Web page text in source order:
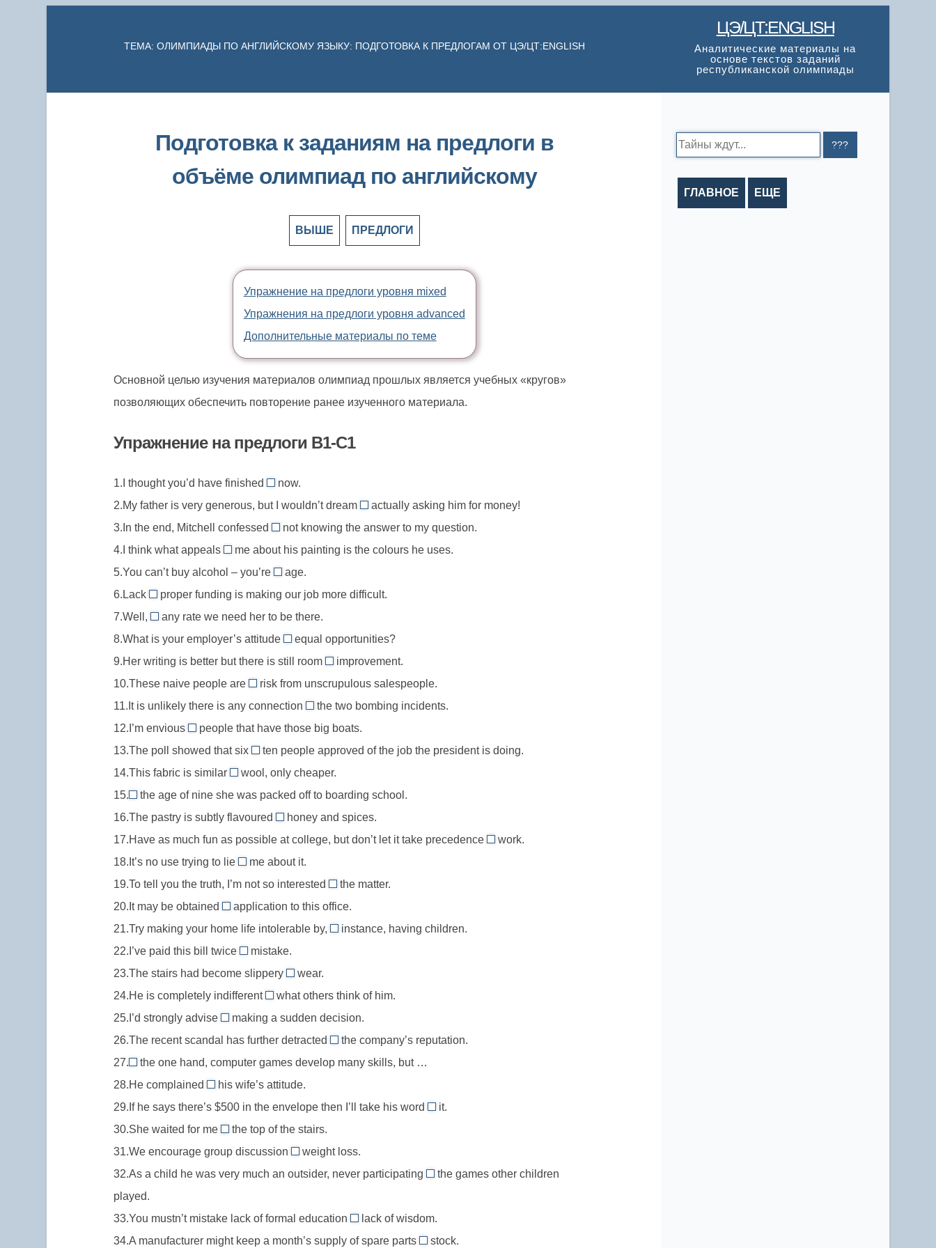
ЦЭ/ЦТ:ENGLISH
Аналитические материалы на
основе текстов заданий
республиканской олимпиады
ТЕМА: ОЛИМПИАДЫ ПО АНГЛИЙСКОМУ ЯЗЫКУ: ПОДГОТОВКА К ПРЕДЛОГАМ ОТ ЦЭ/ЦТ:ENGLISH
Подготовка к заданиям на предлоги в
объёме олимпиад по английскому
ВЫШЕ ПРЕДЛОГИ
Упражнение на предлоги уровня mixed
Упражнения на предлоги уровня advanced
Дополнительные материалы по теме
Основной целью изучения материалов олимпиад прошлых является учебных «кругов»
позволяющих обеспечить повторение ранее изученного материала.
Упражнение на предлоги B1-C1
1.I thought you’d have finished
by
//
by
now,
к
(предполагаемому)
now.
2.My father is very generous, but I wouldn’t dream
of
//
dream
помыслить
actually asking him for money!
3.In the end, Mitchell confessed
to
//
confess
to,
признаться
часто
с
герундием
not knowing the answer to my question.
4.I think what appeals
to
//
appeal
to,
нравиться,
привлекать
me about his painting is the colours he uses.
5.You can’t buy alcohol – you’re
under
//
be
under,
не
достигший
age.
6.Lack
of
//
lack
of,
отсутствие,
нехватка
proper funding is making our job more difficult.
7.Well,
at
//
at
any
rate,
any rate we need her to be there.
8.What is your employer’s attitude
to
//
attitude
to,
отношение
или
кому-
либо
equal opportunities?
9.Her writing is better but there is still room
for
//
room
for
возможность,
improvement.
10.These naive people are
at
//
at
risk,
в
под
угрозой)
risk from unscrupulous salespeople.
11.It is unlikely there is any connection
between
//
connection
between,
указывает
the two bombing incidents.
12.I’m envious
of
//
envious
of,
завидовать
кому-
чему-
либо
people that have those big boats.
13.The poll showed that six
out
of
//
указание
на
пропорцию:
десяти
ten people approved of the job the president is doing.
14.This fabric is similar
to
//
similar
to,
быть
похожим
wool, only cheaper.
15.
At
//
at
the
age
of,
the age of nine she was packed off to boarding school.
16.The pastry is subtly flavoured
with
//
flavoured
with,
указание
вкус
honey and spices.
17.Have as much fun as possible at college, but don’t let it take precedence
over
work.
18.It’s no use trying to lie
to
//
lie
to,
лгать
кому-
me about it.
19.To tell you the truth, I’m not so interested
in
//
interested
чем-
the matter.
20.It may be obtained
by
//
указание
на
способ
совершения
application to this office.
21.Try making your home life intolerable by,
for
instance,
например
instance, having children.
22.I’ve paid this bill twice
by
//
by
mistake,
по
ошибке
mistake.
23.The stairs had become slippery
with
//slippery
with,
от
указание
на
свойства
wear.
24.He is completely indifferent
to
//
indifferent
to,
равнодушный
what others think of him.
25.I’d strongly advise
against
//
advise
against,
советовать
не
либо
making a sudden decision.
26.The recent scandal has further detracted
from
//
from,
ценность
the company’s reputation.
27.
On
//
On
the
one
hand
стороны
the one hand, computer games develop many skills, but …
28.He complained
to
//
complain
to,
жаловаться
his wife’s attitude.
29.If he says there’s $500 in the envelope then I’ll take his word
for
smb’s
it.
30.She waited for me
at
//
at
top
of,
the top of the stairs.
31.We encourage group discussion
about
//
about,
обсуждение
weight loss.
32.As a child he was very much an outsider, never participating
in
participate
in,
the games other children
played.
33.You mustn’t mistake lack of formal education
for
//
lack of wisdom.
34.A manufacturer might keep a month’s supply of spare parts
stock.
Search:
ГЛАВНОЕ ЕЩЕ